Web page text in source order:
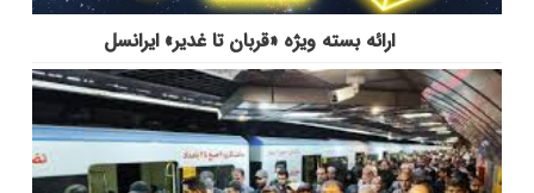
ارائه بسته ویژه «قربان تا غدیر» ایرانسل